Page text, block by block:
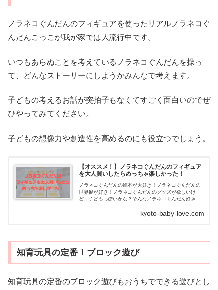
ノラネコぐんだんのフィギュアを使ったリアルノラネコぐ
んだんごっこが我が家では大流行中です。
いつもあらぬことを考えているノラネコぐんだんを操っ
て、どんなストーリーにしようかみんなで考えます。
子どもの考えるお話が突拍子もなくてすごく面白いのでぜ
ひやってみてください。
子どもの想像力や創造性を高めるのにも役立つでしょう。
【オススメ！】ノラネコぐんだんのフィギュア
を大人買いしたらめっちゃ楽しかった！
ノラネコぐんだんの絵本が大好き！ノラネコぐんだんの
世界観が好き！ノラネコぐんだんのグッズが欲しいけ
ど、子どもっぽいかな？そんなノラネコぐんだん好きな
kyoto-baby-love.com
知育玩具の定番！ブロック遊び
知育玩具の定番のブロック遊びもおうちでできる遊びとし